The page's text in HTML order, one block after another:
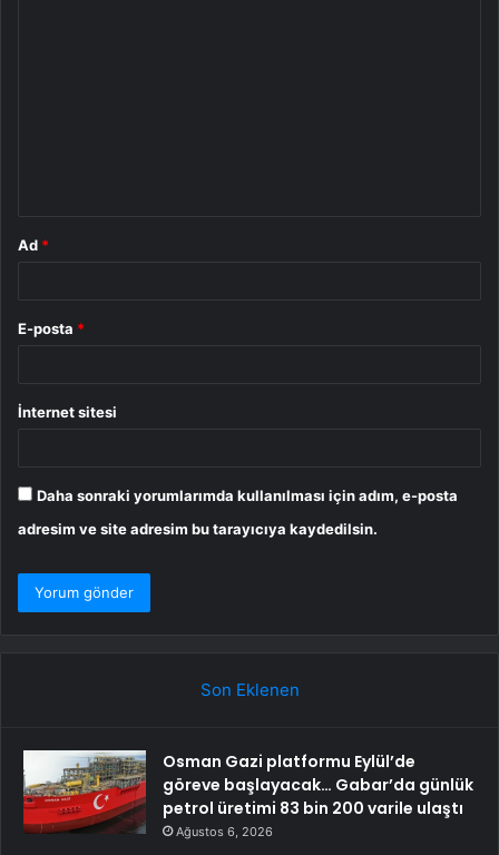
Ad *
E-posta *
İnternet sitesi
Daha sonraki yorumlarımda kullanılması için adım, e-posta
adresim ve site adresim bu tarayıcıya kaydedilsin.
Son Eklenen
Osman Gazi platformu Eylül’de
göreve başlayacak… Gabar’da günlük
petrol üretimi 83 bin 200 varile ulaştı
Ağustos 6, 2026